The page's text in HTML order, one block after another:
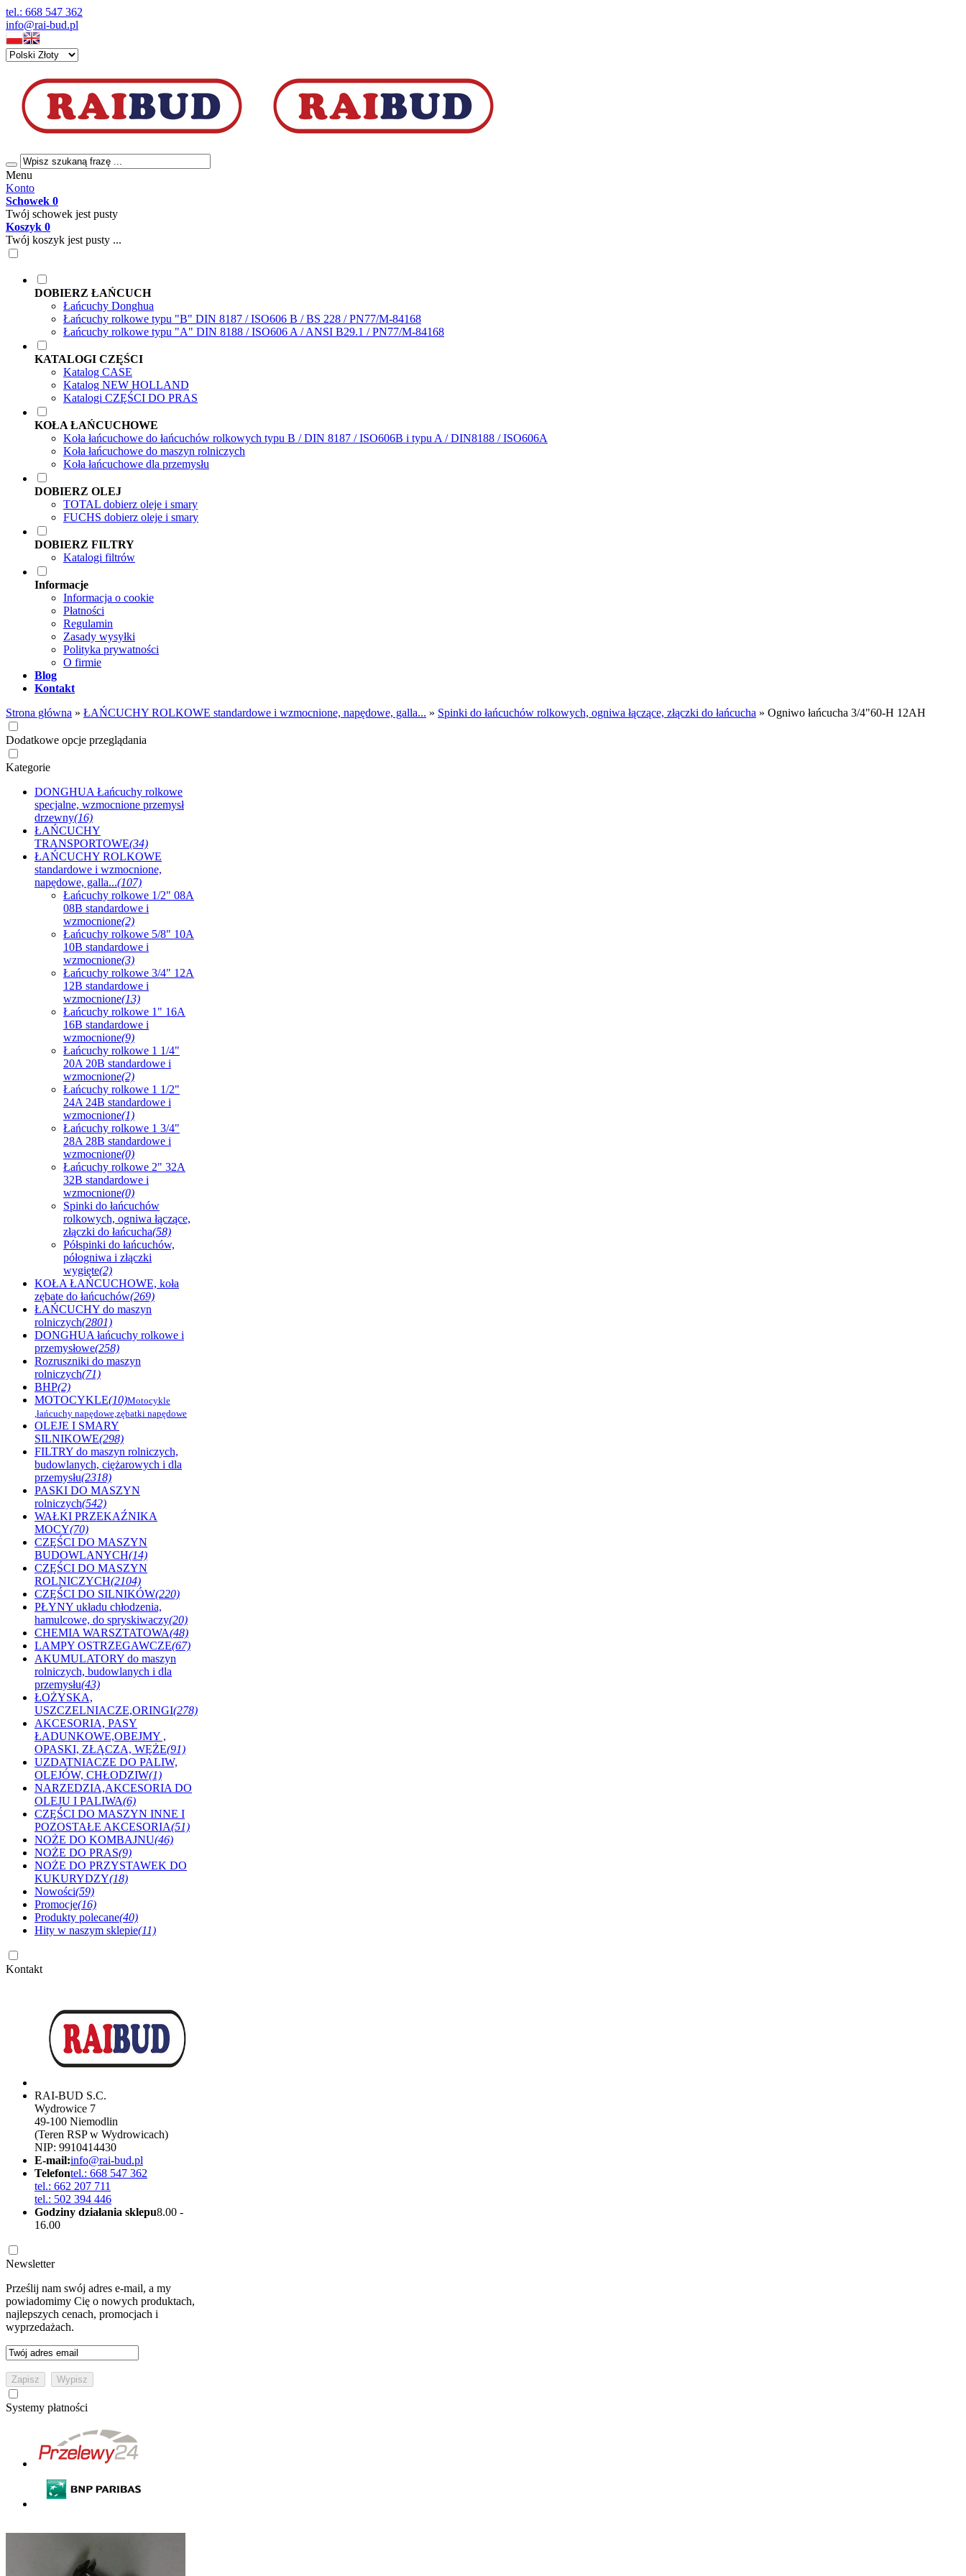
tel.: 668 547 362
info@rai-bud.pl
Menu
Konto
Schowek 0
Twój schowek jest pusty
Koszyk 0
Twój koszyk jest pusty ...
DOBIERZ ŁAŃCUCH
Łańcuchy Donghua
Łańcuchy rolkowe typu "B" DIN 8187 / ISO606 B / BS 228 / PN77/M-84168
Łańcuchy rolkowe typu "A" DIN 8188 / ISO606 A / ANSI B29.1 / PN77/M-84168
KATALOGI CZĘŚCI
Katalog CASE
Katalog NEW HOLLAND
Katalogi CZĘŚCI DO PRAS
KOŁA ŁAŃCUCHOWE
Koła łańcuchowe do łańcuchów rolkowych typu B / DIN 8187 / ISO606B i typu A / DIN8188 / ISO606A
Koła łańcuchowe do maszyn rolniczych
Koła łańcuchowe dla przemysłu
DOBIERZ OLEJ
TOTAL dobierz oleje i smary
FUCHS dobierz oleje i smary
DOBIERZ FILTRY
Katalogi filtrów
Informacje
Informacja o cookie
Płatności
Regulamin
Zasady wysyłki
Polityka prywatności
O firmie
Blog
Kontakt
Strona główna » ŁAŃCUCHY ROLKOWE standardowe i wzmocnione, napędowe, galla... » Spinki do łańcuchów rolkowych, ogniwa łączące, złączki do łańcucha » Ogniwo łańcucha 3/4"60-H 12AH
Dodatkowe opcje przeglądania
Kategorie
DONGHUA Łańcuchy rolkowe
specjalne, wzmocnione przemysł
drzewny(16)
ŁAŃCUCHY
TRANSPORTOWE(34)
ŁAŃCUCHY ROLKOWE
standardowe i wzmocnione,
napędowe, galla...(107)
Łańcuchy rolkowe 1/2" 08A
08B standardowe i
wzmocnione(2)
Łańcuchy rolkowe 5/8" 10A
10B standardowe i
wzmocnione(3)
Łańcuchy rolkowe 3/4" 12A
12B standardowe i
wzmocnione(13)
Łańcuchy rolkowe 1" 16A
16B standardowe i
wzmocnione(9)
Łańcuchy rolkowe 1 1/4"
20A 20B standardowe i
wzmocnione(2)
Łańcuchy rolkowe 1 1/2"
24A 24B standardowe i
wzmocnione(1)
Łańcuchy rolkowe 1 3/4"
28A 28B standardowe i
wzmocnione(0)
Łańcuchy rolkowe 2" 32A
32B standardowe i
wzmocnione(0)
Spinki do łańcuchów
rolkowych, ogniwa łączące,
złączki do łańcucha(58)
Półspinki do łańcuchów,
półogniwa i złączki
wygięte(2)
KOŁA ŁAŃCUCHOWE, koła
zębate do łańcuchów(269)
ŁAŃCUCHY do maszyn
rolniczych(2801)
DONGHUA łańcuchy rolkowe i
przemysłowe(258)
Rozruszniki do maszyn
rolniczych(71)
BHP(2)
MOTOCYKLE(10)Motocykle
,łańcuchy napędowe,zębatki napędowe
OLEJE I SMARY
SILNIKOWE(298)
FILTRY do maszyn rolniczych,
budowlanych, ciężarowych i dla
przemysłu(2318)
PASKI DO MASZYN
rolniczych(542)
WAŁKI PRZEKAŹNIKA
MOCY(70)
CZĘŚCI DO MASZYN
BUDOWLANYCH(14)
CZĘŚCI DO MASZYN
ROLNICZYCH(2104)
CZĘŚCI DO SILNIKÓW(220)
PŁYNY układu chłodzenia,
hamulcowe, do spryskiwaczy(20)
CHEMIA WARSZTATOWA(48)
LAMPY OSTRZEGAWCZE(67)
AKUMULATORY do maszyn
rolniczych, budowlanych i dla
przemysłu(43)
ŁOŻYSKA,
USZCZELNIACZE,ORINGI(278)
AKCESORIA, PASY
ŁADUNKOWE,OBEJMY ,
OPASKI, ZŁĄCZA, WĘŻE(91)
UZDATNIACZE DO PALIW,
OLEJÓW, CHŁODZIW(1)
NARZEDZIA,AKCESORIA DO
OLEJU I PALIWA(6)
CZĘŚCI DO MASZYN INNE I
POZOSTAŁE AKCESORIA(51)
NOŻE DO KOMBAJNU(46)
NOŻE DO PRAS(9)
NOŻE DO PRZYSTAWEK DO
KUKURYDZY(18)
Nowości(59)
Promocje(16)
Produkty polecane(40)
Hity w naszym sklepie(11)
Kontakt
RAI-BUD S.C.
Wydrowice 7
49-100 Niemodlin
(Teren RSP w Wydrowicach)
NIP: 9910414430
E-mail:info@rai-bud.pl
Telefontel.: 668 547 362
tel.: 662 207 711
tel.: 502 394 446
Godziny działania sklepu8.00 -
16.00
Newsletter
Prześlij nam swój adres e-mail, a my
powiadomimy Cię o nowych produktach,
najlepszych cenach, promocjach i
wyprzedażach.
Systemy płatności